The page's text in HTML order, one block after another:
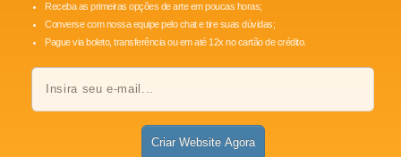
Receba as primeiras opções de arte em poucas horas;
Converse com nossa equipe pelo chat e tire suas dúvidas;
Pague via boleto, transferência ou em até 12x no cartão de crédito.
Criar Website Agora